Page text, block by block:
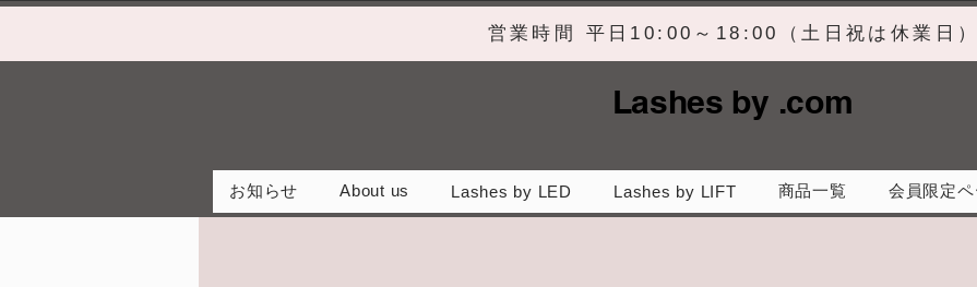
営業時間 平日10:00～18:00（土日祝は休業日）
Lashes by .com
お知らせ About us Lashes by LED Lashes by LIFT 商品一覧 会員限定ペ